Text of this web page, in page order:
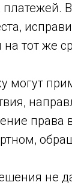
тот же
могут
права
не